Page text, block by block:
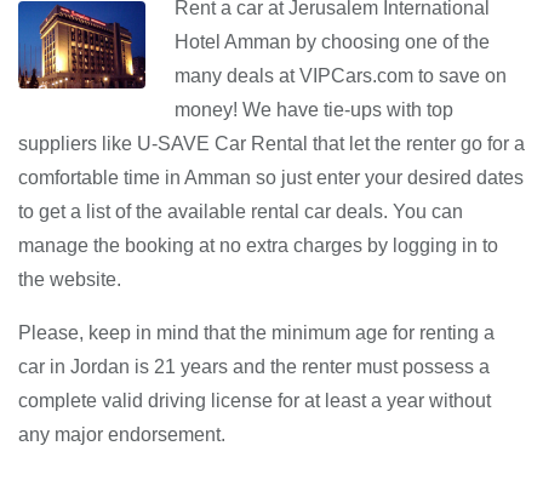
Rent a car at Jerusalem International
Hotel Amman by choosing one of the
many deals at VIPCars.com to save on
money! We have tie-ups with top
suppliers like U-SAVE Car Rental that let the renter go for a
comfortable time in Amman so just enter your desired dates
to get a list of the available rental car deals. You can
manage the booking at no extra charges by logging in to
the website.
Please, keep in mind that the minimum age for renting a
car in Jordan is 21 years and the renter must possess a
complete valid driving license for at least a year without
any major endorsement.